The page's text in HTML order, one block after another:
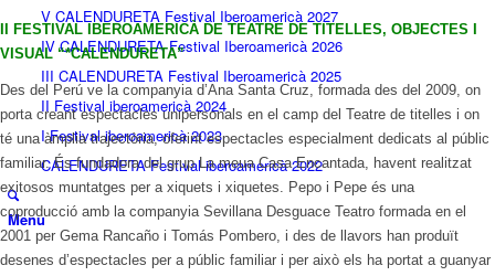
V CALENDURETA Festival Iberoamericà 2027
IV CALENDURETA Festival Iberoamericà 2026
III CALENDURETA Festival Iberoamericà 2025
II Festival iberoamericà 2024
I Festival iberoamericà 2023
CALENDURETA Festival iberoamericà 2022
Menu
II FESTIVAL IBEROAMERICÀ DE TEATRE DE TITELLES, OBJECTES I
VISUAL “*CALENDURETA”
Des del Perú ve la companyia d’Ana Santa Cruz, formada des del 2009, on
porta creant espectacles unipersonals en el camp del Teatre de titelles i on
té una àmplia trajectòria, oferint espectacles especialment dedicats al públic
familiar. És fundadora del grup La meua Casa Encantada, havent realitzat
exitosos muntatges per a xiquets i xiquetes. Pepo i Pepe és una
coproducció amb la companyia Sevillana Desguace Teatro formada en el
2001 per Gema Rancaño i Tomás Pombero, i des de llavors han produït
desenes d’espectacles per a públic familiar i per això els ha portat a guanyar